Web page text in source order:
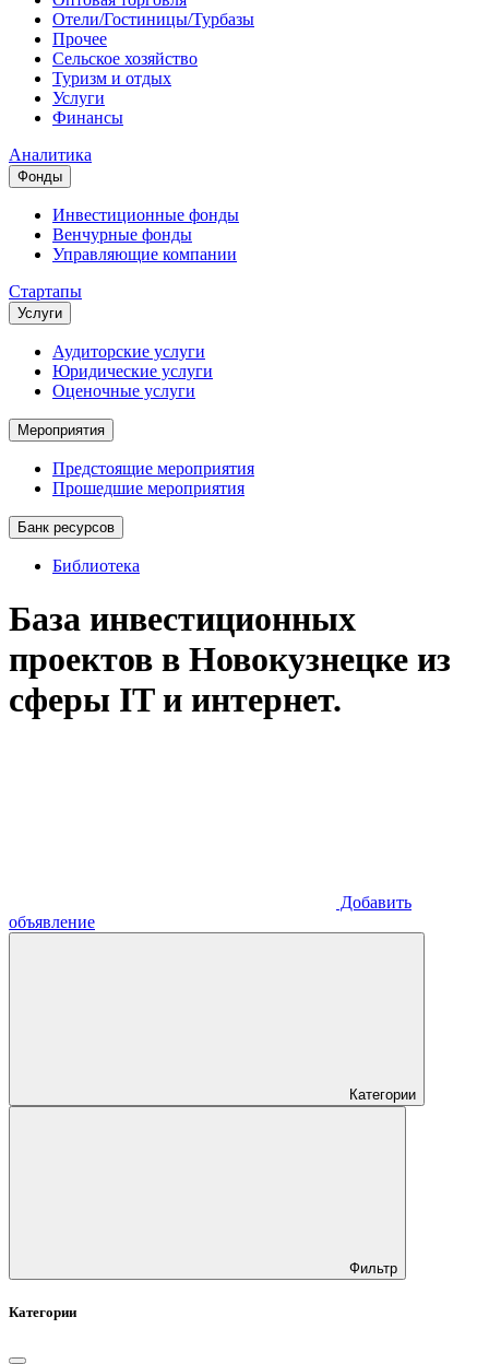
Отели/Гостиницы/Турбазы
Прочее
Сельское хозяйство
Туризм и отдых
Услуги
Финансы
Аналитика
Фонды
Инвестиционные фонды
Венчурные фонды
Управляющие компании
Стартапы
Услуги
Аудиторские услуги
Юридические услуги
Оценочные услуги
Мероприятия
Предстоящие мероприятия
Прошедшие мероприятия
Банк ресурсов
Библиотека
База инвестиционных
проектов в Новокузнецке из
сферы IT и интернет.
Добавить
объявление
Категории
Фильтр
Категории